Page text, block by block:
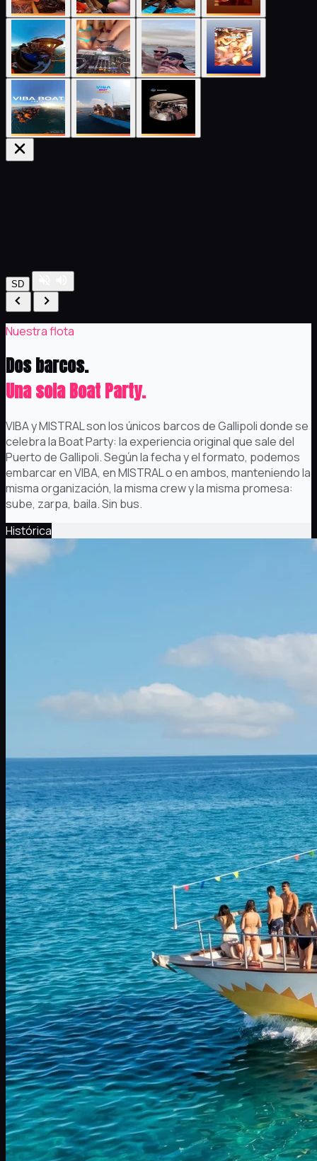
SD
Nuestra flota
Dos barcos.
Una sola Boat Party.
VIBA y MISTRAL son los únicos barcos de Gallipoli donde se
celebra la Boat Party: la experiencia original que sale del
Puerto de Gallipoli. Según la fecha y el formato, podemos
embarcar en VIBA, en MISTRAL o en ambos, manteniendo la
misma organización, la misma crew y la misma promesa:
sube, zarpa, baila. Sin bus.
Histórica